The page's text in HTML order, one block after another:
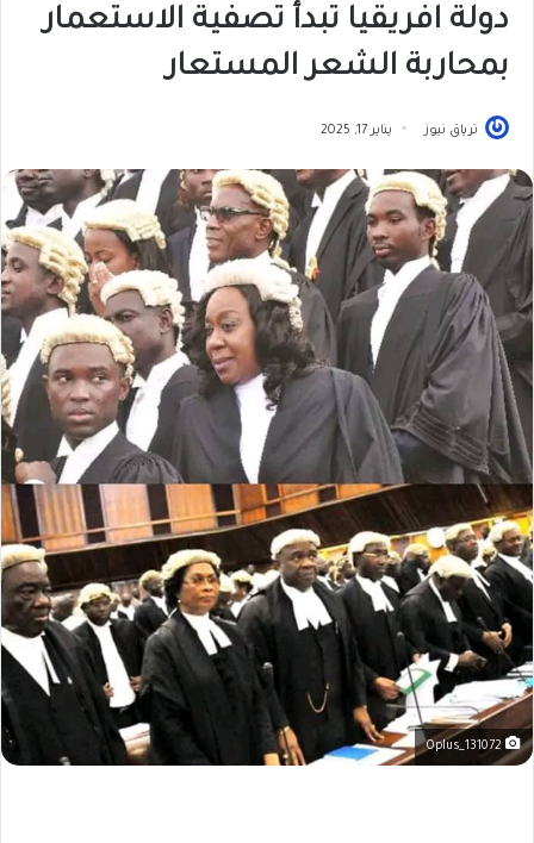
دولة افريقيا تبدأ تصفية الاستعمار
بمحاربة الشعر المستعار
ترياق نيوز يناير 17, 2025